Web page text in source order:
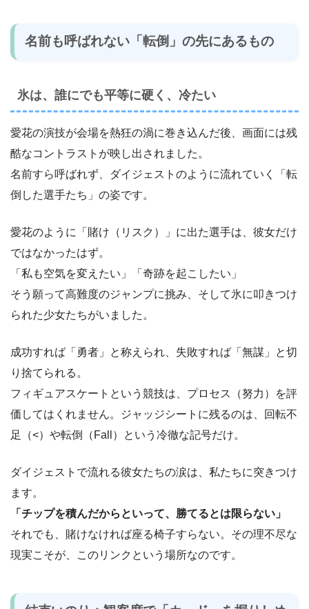
名前も呼ばれない「転倒」の先にあるもの
氷は、誰にでも平等に硬く、冷たい
愛花の演技が会場を熱狂の渦に巻き込んだ後、画面には残
酷なコントラストが映し出されました。
名前すら呼ばれず、ダイジェストのように流れていく「転
倒した選手たち」の姿です。
愛花のように「賭け（リスク）」に出た選手は、彼女だけ
ではなかったはず。
「私も空気を変えたい」「奇跡を起こしたい」
そう願って高難度のジャンプに挑み、そして氷に叩きつけ
られた少女たちがいました。
成功すれば「勇者」と称えられ、失敗すれば「無謀」と切
り捨てられる。
フィギュアスケートという競技は、プロセス（努力）を評
価してはくれません。ジャッジシートに残るのは、回転不
足（<）や転倒（Fall）という冷徹な記号だけ。
ダイジェストで流れる彼女たちの涙は、私たちに突きつけ
ます。
「チップを積んだからといって、勝てるとは限らない」
それでも、賭けなければ座る椅子すらない。その理不尽な
現実こそが、このリンクという場所なのです。